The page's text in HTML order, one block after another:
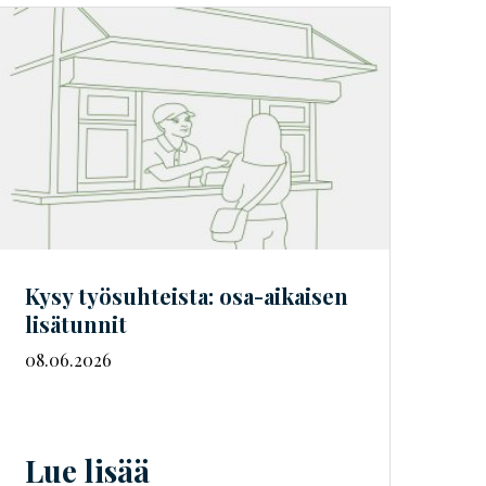
Kysy työsuhteista: osa-aikaisen
lisätunnit
08.06.2026
Lue lisää